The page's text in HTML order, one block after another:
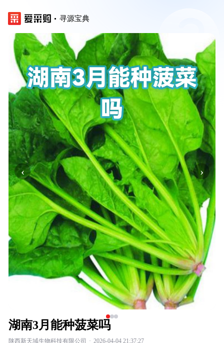
寻源宝典
‹ ›
湖南3月能种菠菜吗
陕西新天域生物科技有限公司 · 2026-04-04 21:37:27